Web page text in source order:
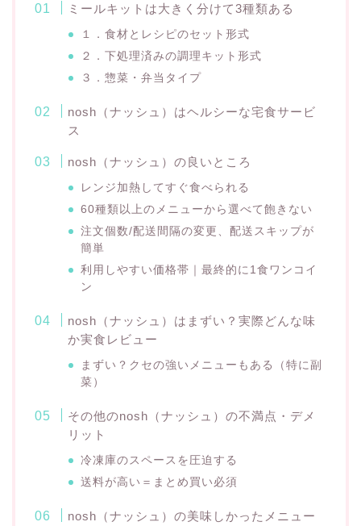
ミールキットは大きく分けて3種類ある
１．食材とレシピのセット形式
２．下処理済みの調理キット形式
３．惣菜・弁当タイプ
nosh（ナッシュ）はヘルシーな宅食サービ
ス
nosh（ナッシュ）の良いところ
レンジ加熱してすぐ食べられる
60種類以上のメニューから選べて飽きない
注文個数/配送間隔の変更、配送スキップが
簡単
利用しやすい価格帯｜最終的に1食ワンコイ
ン
nosh（ナッシュ）はまずい？実際どんな味
か実食レビュー
まずい？クセの強いメニューもある（特に副
菜）
その他のnosh（ナッシュ）の不満点・デメ
リット
冷凍庫のスペースを圧迫する
送料が高い＝まとめ買い必須
nosh（ナッシュ）の美味しかったメニュー